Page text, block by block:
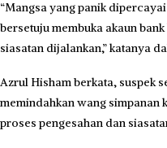
“Mangsa yang panik
bersetuju membuka akaun
siasatan dijalankan,” katanya
Azrul Hisham berkata, suspek
memindahkan wang simpanan
proses pengesahan dan